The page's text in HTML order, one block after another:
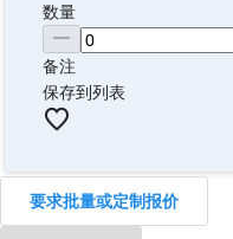
数量
备注
保存到列表
要求批量或定制报价